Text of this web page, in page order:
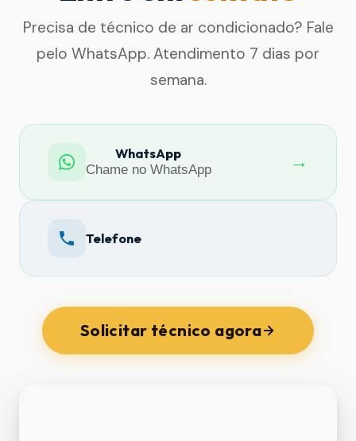
Precisa de técnico de ar condicionado? Fale
pelo WhatsApp. Atendimento 7 dias por
semana.
WhatsApp
Chame no WhatsApp
→
Telefone
Solicitar técnico agora